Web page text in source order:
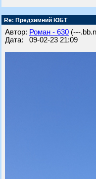
Re: Предзимний ЮБТ
Автор: Роман - 630 (---
Дата: 09-02-23 21:09